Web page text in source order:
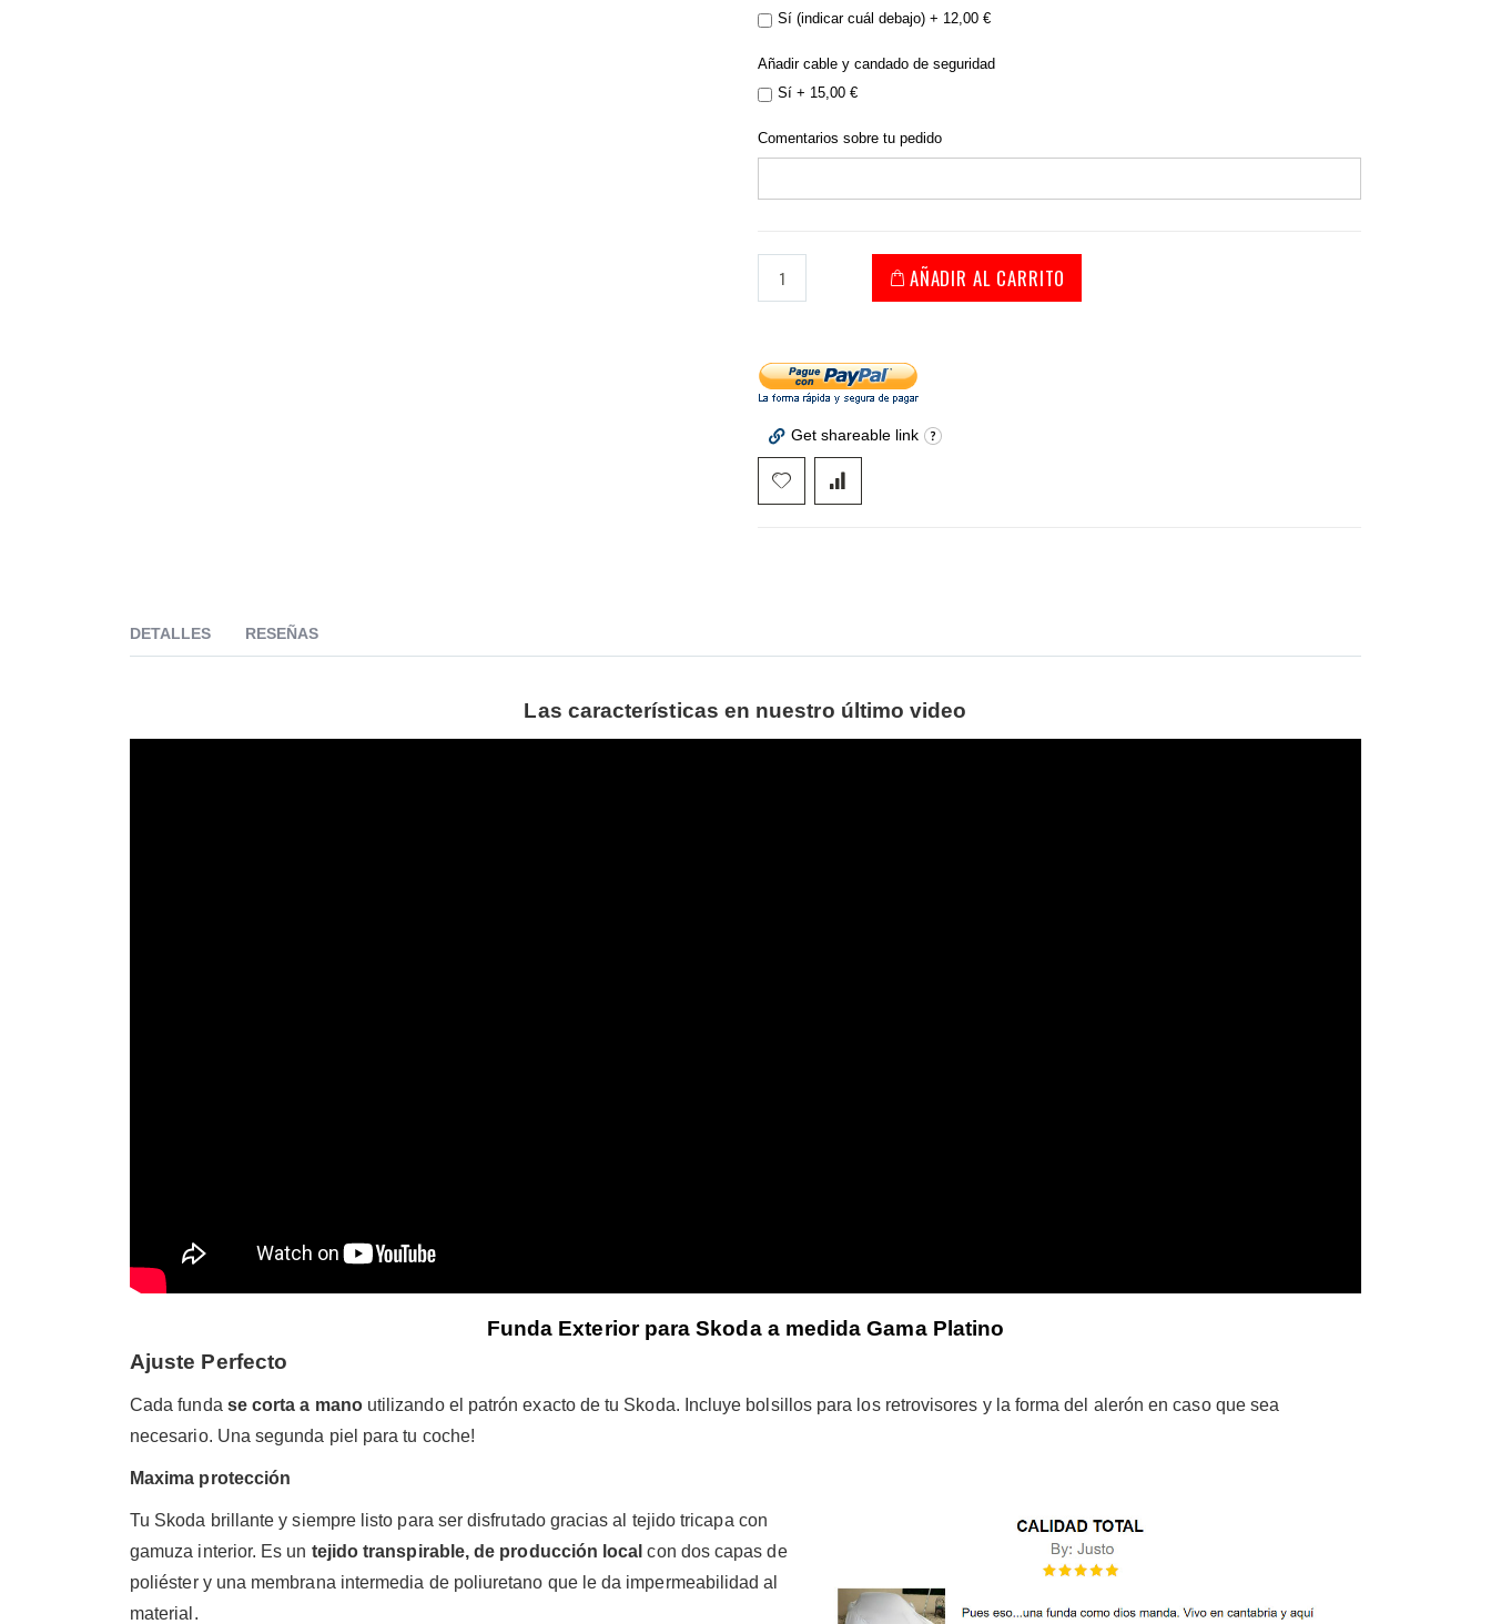
Sí (indicar cuál debajo) + 12,00 €
Añadir cable y candado de seguridad
Sí + 15,00 €
Comentarios sobre tu pedido
AÑADIR AL CARRITO
Get shareable link
DETALLES
Las características en nuestro último video
Funda Exterior para Skoda a medida Gama Platino
Ajuste Perfecto
Cada funda se corta a manoutilizando el patrón exacto de tu Skoda. Incluye bolsillos para los retrovisores y la forma del alerón en caso que sea
necesario. Una segunda piel para tu coche!
Maxima protección
Tu Skoda brillante y siempre listo para ser disfrutado gracias al tejido tricapa con
gamuza interior. Es un tejido transpirable, de producción local con dos capas de
poliéster y una membrana intermedia de poliuretano que le da impermeabilidad al
material.
RESEÑAS